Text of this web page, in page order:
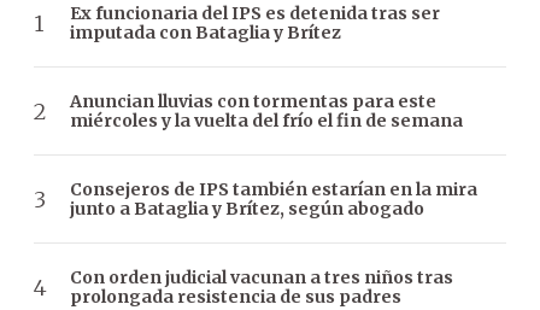
Ex funcionaria del IPS es detenida tras ser
imputada con Bataglia y Brítez
Anuncian lluvias con tormentas para este
miércoles y la vuelta del frío el fin de semana
Consejeros de IPS también estarían en la mira
junto a Bataglia y Brítez, según abogado
Con orden judicial vacunan a tres niños tras
prolongada resistencia de sus padres